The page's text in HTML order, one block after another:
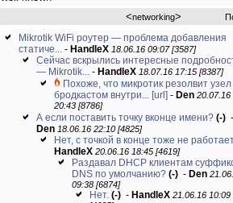
<networking>
Mikrotik WiFi роутер — проблема добавления
статиче... - HandleX 18.06.16 09:07 [3587]
Сейчас вскрылись интересные
— Mikrotik... - HandleX 18.07.16 17:15 [8387]
Похоже, что микротик резолвит узел
бродкастом внутри... [url] - Den 20.07.16
20:43 [8786]
А если поставить точку вконце имени? (-) -
Den 18.06.16 22:10 [4825]
Нет, с точкой в конце тоже не
HandleX 20.06.16 18:45 [4619]
Раздавал DHCP клиентам
DNS по умолчанию? (-) - Den
09:38 [6874]
Нет. (-) - HandleX 21.06.16 10:09